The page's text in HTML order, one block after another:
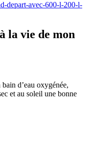
depart-avec-600-l-200-l-
la vie de mon
d’eau oxygénée,
et au soleil une bonne